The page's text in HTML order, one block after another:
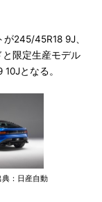
245/45R18 9J、
限定生産モデル
となる。
：日産自動